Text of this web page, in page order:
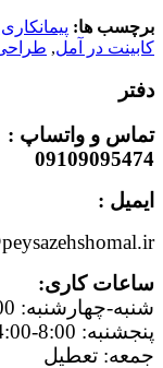
برچسب ها:
کابینت در آمل,
دفتر
تماس و واتساپ :
09109095474
ایمیل :
ساعات کاری:
شنبه-چهارشنبه: 8:00-19:00
پنجشنبه: 8:00-14:00
جمعه: تعطیل